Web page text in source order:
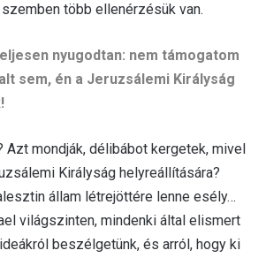
több ellenérzésük van.
nyugodtan: nem támogatom
sem, én a Jeruzsálemi Királyság
Azt mondják, délibábot kergetek, mivel
Királyság helyreállítására?
állam létrejöttére lenne esély…
világszinten, mindenki által elismert
beszélgetünk, és arról, hogy ki